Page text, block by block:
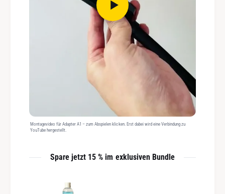
Montagevideo für Adapter A1 – zum Abspielen klicken. Erst dabei wird eine Verbindung zu
YouTube hergestellt.
Spare jetzt 15 % im exklusiven Bundle